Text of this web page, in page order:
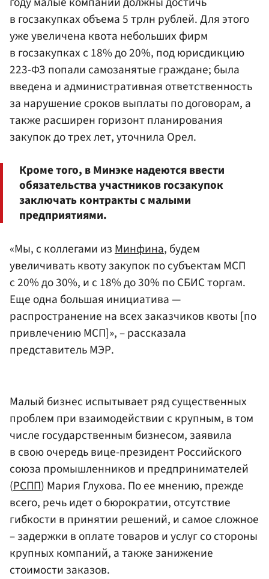
в госзакупках объема 5 трлн рублей. Для этого
уже увеличена квота небольших фирм
в госзакупках с 18% до 20%, под юрисдикцию
223-ФЗ попали самозанятые граждане; была
введена и административная ответственность
за нарушение сроков выплаты по договорам, а
также расширен горизонт планирования
закупок до трех лет, уточнила Орел.
Кроме того, в Минэке надеются ввести
обязательства участников госзакупок
заключать контракты с малыми
предприятиями.
«Мы, с коллегами изМинфина, будем
увеличивать квоту закупок по субъектам МСП
с 20% до 30%, и с 18% до 30% по СБИС торгам.
Еще одна большая инициатива —
распространение на всех заказчиков квоты [по
привлечению МСП]», – рассказала
представитель МЭР.
Малый бизнес испытывает ряд существенных
проблем при взаимодействии с крупным, в том
числе государственным бизнесом, заявила
в свою очередь вице-президент Российского
союза промышленников и предпринимателей
(РСПП) Мария Глухова. По ее мнению, прежде
всего, речь идет о бюрократии, отсутствие
гибкости в принятии решений, и самое сложное
– задержки в оплате товаров и услуг со стороны
крупных компаний, а также занижение
стоимости заказов.